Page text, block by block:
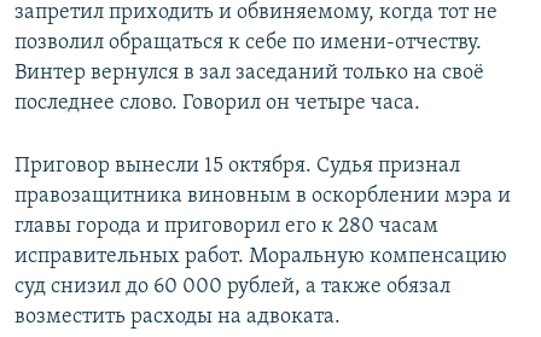
запретил приходить и обвиняемому, когда тот не
позволил обращаться к себе по имени-отчеству.
Винтер вернулся в зал заседаний только на своё
последнее слово. Говорил он четыре часа.
Приговор вынесли 15 октября. Судья признал
правозащитника виновным в оскорблении мэра и
главы города и приговорил его к 280 часам
исправительных работ. Моральную компенсацию
суд снизил до 60 000 рублей, а также обязал
возместить расходы на адвоката.